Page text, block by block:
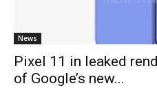
News
Pixel 11 in leaked
of Google’s new...